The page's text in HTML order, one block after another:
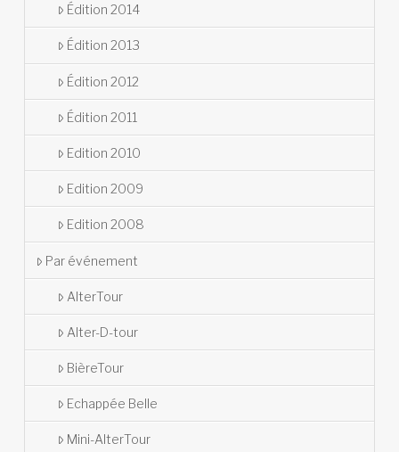
Édition 2014
Édition 2013
Édition 2012
Édition 2011
Edition 2010
Edition 2009
Edition 2008
Par événement
AlterTour
Alter-D-tour
BièreTour
Echappée Belle
Mini-AlterTour